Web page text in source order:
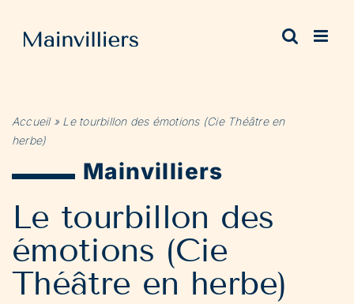
contenu
Accueil» Le tourbillon des émotions (Cie Théâtre en
herbe)
Mainvilliers
Le tourbillon des
émotions (Cie
Théâtre en herbe)